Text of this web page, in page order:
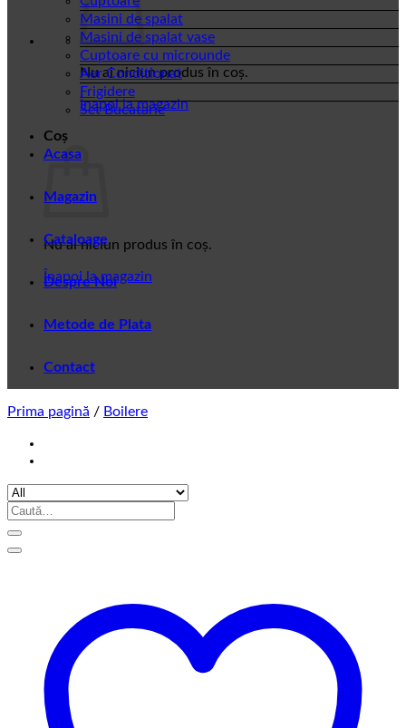
Nu ai niciun produs în coș.
Înapoi la magazin
Coș
Nu ai niciun produs în coș.
Înapoi la magazin
Masini de spalat
Masini de spalat vase
Cuptoare cu microunde
Aer Conditionat
Frigidere
Set Bucatarie
Acasa
Magazin
Cataloage
Despre Noi
Metode de Plata
Contact
Prima pagină / Boilere
Caută